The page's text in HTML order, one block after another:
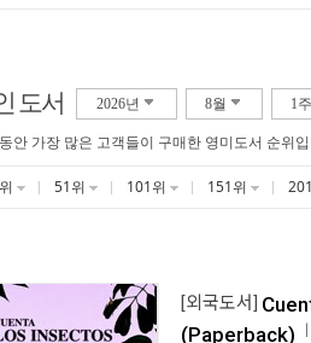
도서 2026년 8월 1주
안 가장 많은 고객들이 구매한 영미도서 순위
51위 101위 151위
[외국도서]
(Paperback)